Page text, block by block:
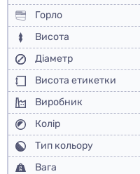
Горло
Висота
Діаметр
Висота етикетки
Виробник
Колір
Тип кольору
Вага